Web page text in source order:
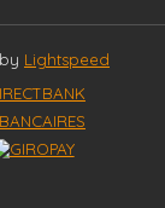
Lightspeed